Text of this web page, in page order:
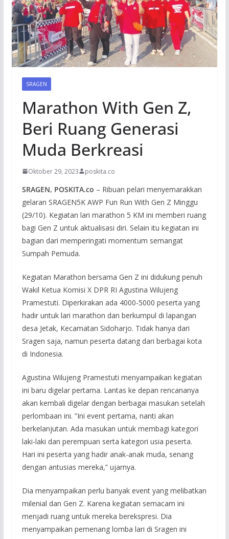
SRAGEN
Marathon With Gen Z,
Beri Ruang Generasi
Muda Berkreasi
Oktober 29, 2023 poskita.co
SRAGEN, POSKITA.co – Ribuan pelari menyemarakkan
gelaran SRAGEN5K AWP Fun Run With Gen Z Minggu
(29/10). Kegiatan lari marathon 5 KM ini memberi ruang
bagi Gen Z untuk aktualisasi diri. Selain itu kegiatan ini
bagian dari memperingati momentum semangat
Sumpah Pemuda.
Kegiatan Marathon bersama Gen Z ini didukung penuh
Wakil Ketua Komisi X DPR RI Agustina Wilujeng
Pramestuti. Diperkirakan ada 4000-5000 peserta yang
hadir untuk lari marathon dan berkumpul di lapangan
desa Jetak, Kecamatan Sidoharjo. Tidak hanya dari
Sragen saja, namun peserta datang dari berbagai kota
di Indonesia.
Agustina Wilujeng Pramestuti menyampaikan kegiatan
ini baru digelar pertama. Lantas ke depan rencananya
akan kembali digelar dengan berbagai masukan setelah
perlombaan ini. ”Ini event pertama, nanti akan
berkelanjutan. Ada masukan untuk membagi kategori
laki-laki dan perempuan serta kategori usia peserta.
Hari ini peserta yang hadir anak-anak muda, senang
dengan antusias mereka,” ujarnya.
Dia menyampaikan perlu banyak event yang melibatkan
milenial dan Gen Z. Karena kegiatan semacam ini
menjadi ruang untuk mereka berekspresi. Dia
menyampaikan pemenang lomba lari di Sragen ini